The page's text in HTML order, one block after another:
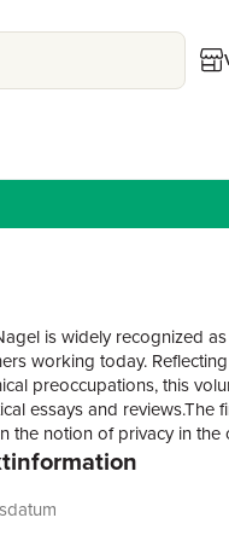
is widely recognized
working today.
preoccupations, this
essays and reviews.The
the notion of privacy in
as the impeachment of
pieces on John Rawls,
The final section, Mind